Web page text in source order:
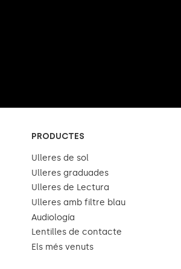
PRODUCTES
Ulleres de sol
Ulleres graduades
Ulleres de Lectura
Ulleres amb filtre blau
Audiología
Lentilles de contacte
Els més venuts